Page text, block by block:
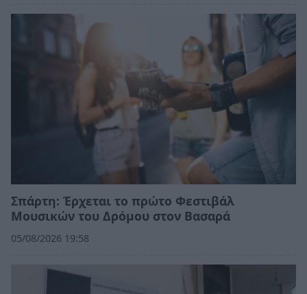
Σπάρτη: Έρχεται το πρώτο Φεστιβάλ
Μουσικών του Δρόμου στον Βασαρά
05/08/2026 19:58